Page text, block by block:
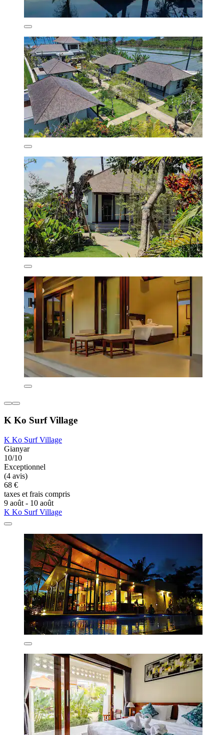
K Ko Surf Village
K Ko Surf Village
Gianyar
10/10
Exceptionnel
(4 avis)
68 €
taxes et frais compris
9 août - 10 août
K Ko Surf Village